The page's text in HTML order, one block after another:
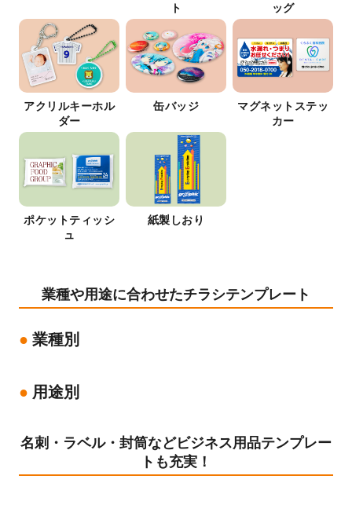
ト
ッグ
アクリルキーホル
ダー
缶バッジ
マグネットステッ
カー
ポケットティッシ
ュ
紙製しおり
業種や用途に合わせたチラシテンプレート
業種別
用途別
名刺・ラベル・封筒などビジネス用品テンプレー
トも充実！